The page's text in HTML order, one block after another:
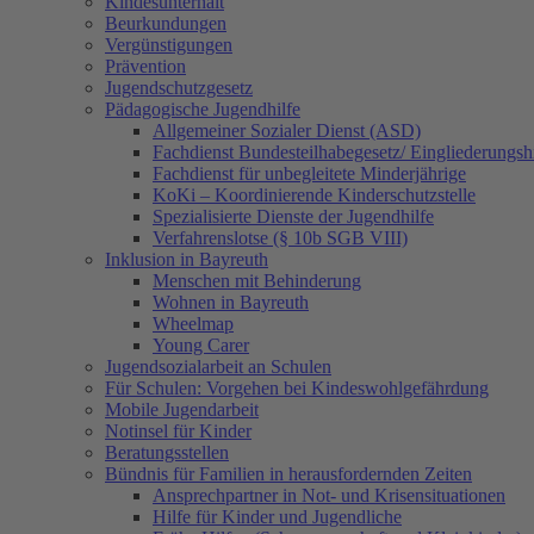
Beurkundungen
Vergünstigungen
Prävention
Jugendschutzgesetz
Pädagogische Jugendhilfe
Allgemeiner Sozialer Dienst (ASD)
Fachdienst Bundesteilhabegesetz/
Fachdienst für unbegleitete Minderjährige
KoKi – Koordinierende Kinderschutzstelle
Spezialisierte Dienste der Jugendhilfe
Verfahrenslotse (§ 10b SGB VIII)
Inklusion in Bayreuth
Menschen mit Behinderung
Wohnen in Bayreuth
Wheelmap
Young Carer
Jugendsozialarbeit an Schulen
Für Schulen: Vorgehen bei Kindeswohlgefährdung
Mobile Jugendarbeit
Notinsel für Kinder
Beratungsstellen
Bündnis für Familien in herausfordernden Zeiten
Ansprechpartner in Not- und Krisensituationen
Hilfe für Kinder und Jugendliche